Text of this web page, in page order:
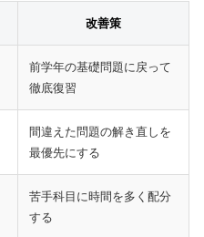
改善策
前学年の基礎問題に戻って
徹底復習
間違えた問題の解き直しを
最優先にする
苦手科目に時間を多く配分
する